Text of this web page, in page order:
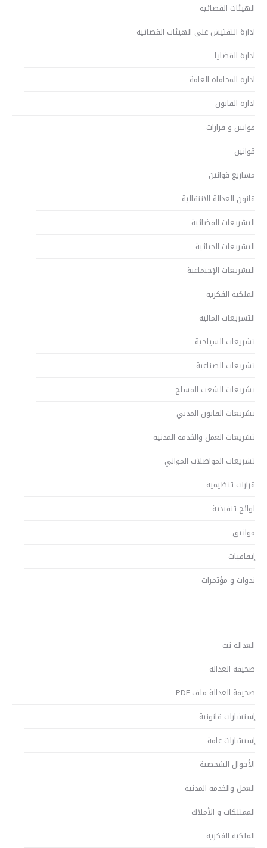
الهيئات القضائية
ادارة التفتيش على الهيئات القضائية
ادارة القضايا
ادارة المحاماة العامة
ادارة القانون
قوانين و قرارات
قوانين
مشاريع قوانين
قانون العدالة الانتقالية
التشريعات القضائية
التشريعات الجنائية
التشريعات الإجتماعية
الملكية الفكرية
التشريعات المالية
تشريعات السياحية
تشريعات الصناعية
تشريعات الشعب المسلح
تشريعات القانون المدني
تشريعات العمل والخدمة المدنية
تشريعات المواصلات المواني
قرارات تنظيمية
لوائح تنفيذية
مواثيق
إتفاقيات
ندوات و مؤتمرات
العدالة نت
صحيفة العدالة
صحيفة العدالة ملف PDF
إستشارات قانونية
إستشارات عامة
الأحوال الشخصية
العمل والخدمة المدنية
الممتلكات و الأملاك
الملكية الفكرية